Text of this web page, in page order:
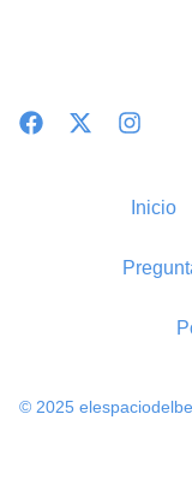
Inicio
© 2025